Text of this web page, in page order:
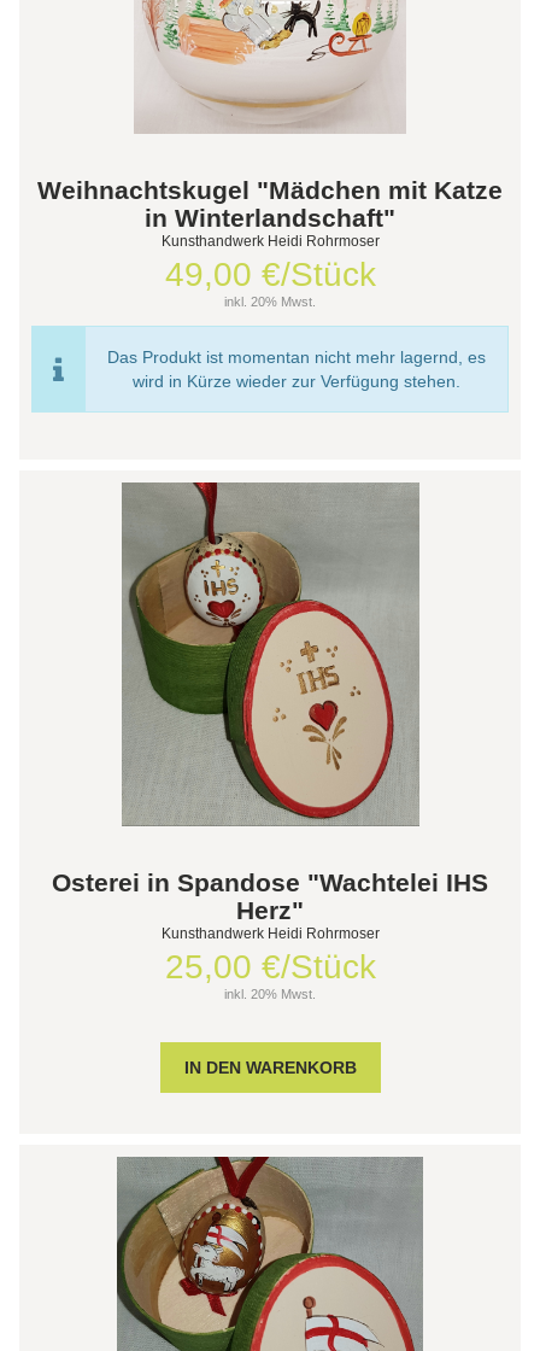
Weihnachtskugel "Mädchen mit Katze
in Winterlandschaft"
Kunsthandwerk Heidi Rohrmoser
49,00 €/Stück
inkl. 20% Mwst.
Das Produkt ist momentan nicht mehr lagernd, es
wird in Kürze wieder zur Verfügung stehen.
Osterei in Spandose "Wachtelei IHS
Herz"
Kunsthandwerk Heidi Rohrmoser
25,00 €/Stück
inkl. 20% Mwst.